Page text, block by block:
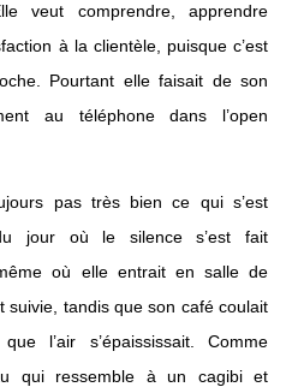
veut comprendre, apprendre
à la clientèle, puisque c’est
Pourtant elle faisait de son
au téléphone dans l’open
pas très bien ce qui s’est
jour où le silence s’est fait
où elle entrait en salle de
suivie, tandis que son café coulait
l’air s’épaississait. Comme
qui ressemble à un cagibi et